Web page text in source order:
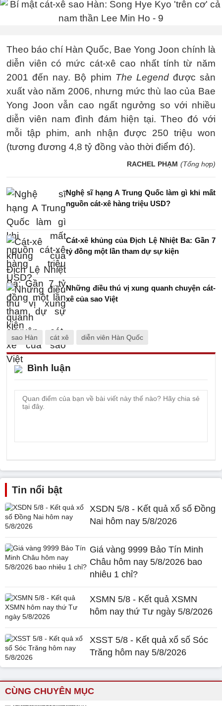
Theo báo chí Hàn Quốc, Bae Yong Joon chính là
diễn viên có mức cát-xê cao nhất tính từ năm
2001 đến nay. Bộ phim The Legendđược sản
xuất vào năm 2006, nhưng mức thù lao của Bae
Yong Joon vẫn cao ngất ngưởng so với nhiều
diễn viên nam đình đám hiện tại. Theo đó với
mỗi tập phim, anh nhận được 250 triệu won
(tương đương 4,8 tỷ đồng vào thời điểm đó).
RACHEL PHẠM (Tổng hợp)
Nghệ sĩ hạng A Trung Quốc làm gì khi mất
nguồn cát-xê hàng triệu USD?
Cát-xê khủng của Địch Lệ Nhiệt Ba: Gần 7
tỷ đồng một lần tham dự sự kiện
Những điều thú vị xung quanh chuyện cát-
xê của sao Việt
sao Hàn cát xê diễn viên Hàn Quốc
Bình luận
Tin nổi bật
XSDN 5/8 - Kết quả xổ số Đồng
Nai hôm nay 5/8/2026
Giá vàng 9999 Bảo Tín Minh
Châu hôm nay 5/8/2026 bao
nhiêu 1 chỉ?
XSMN 5/8 - Kết quả XSMN
hôm nay thứ Tư ngày 5/8/2026
XSST 5/8 - Kết quả xổ số Sóc
Trăng hôm nay 5/8/2026
CÙNG CHUYÊN MỤC